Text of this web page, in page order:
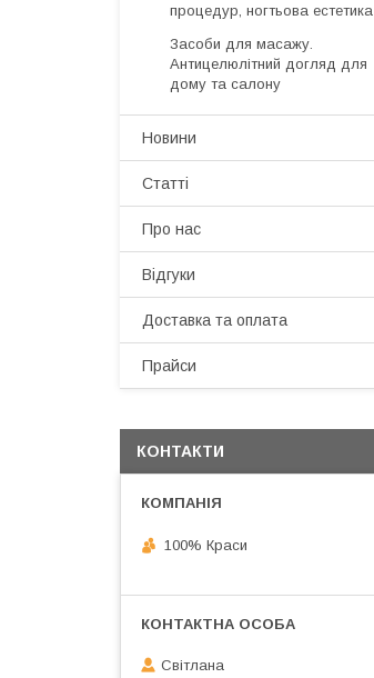
процедур, ногтьова естетика
Засоби для масажу.
Антицелюлітний догляд для
дому та салону
Новини
Статті
Про нас
Відгуки
Доставка та оплата
Прайси
КОНТАКТИ
100% Краси
Світлана